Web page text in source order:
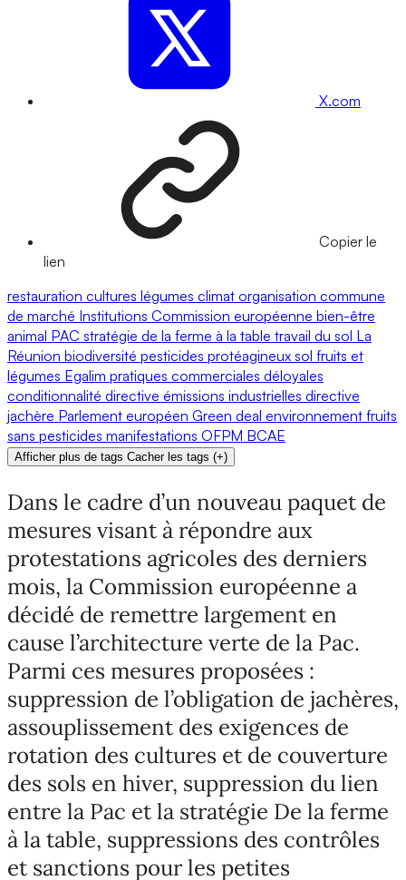
X.com
Copier le
lien
restauration cultures légumes climat organisation commune
de marché Institutions Commission européenne bien-être
animal PAC stratégie de la ferme à la table travail du sol La
Réunion biodiversité pesticides protéagineux sol fruits et
légumes Egalim pratiques commerciales déloyales
conditionnalité directive émissions industrielles directive
jachère Parlement européen Green deal environnement fruits
sans pesticides manifestations OFPM BCAE
Afficher plus de tags Cacher les tags (+)
Dans le cadre d’un nouveau paquet de
mesures visant à répondre aux
protestations agricoles des derniers
mois, la Commission européenne a
décidé de remettre largement en
cause l’architecture verte de la Pac.
Parmi ces mesures proposées :
suppression de l’obligation de jachères,
assouplissement des exigences de
rotation des cultures et de couverture
des sols en hiver, suppression du lien
entre la Pac et la stratégie De la ferme
à la table, suppressions des contrôles
et sanctions pour les petites